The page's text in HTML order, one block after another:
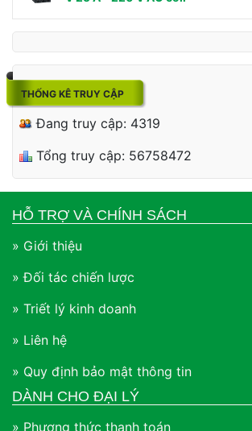
THỐNG KÊ TRUY CẬP
Đang truy cập: 4319
Tổng truy cập: 56758472
HỖ TRỢ VÀ CHÍNH SÁCH
» Giới thiệu
» Đối tác chiến lược
» Triết lý kinh doanh
» Liên hệ
» Quy định bảo mật thông tin
DÀNH CHO ĐẠI LÝ
» Phương thức thanh toán